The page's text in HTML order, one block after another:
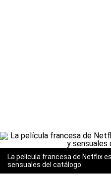
La película francesa de Netflix
sensuales del catálogo.